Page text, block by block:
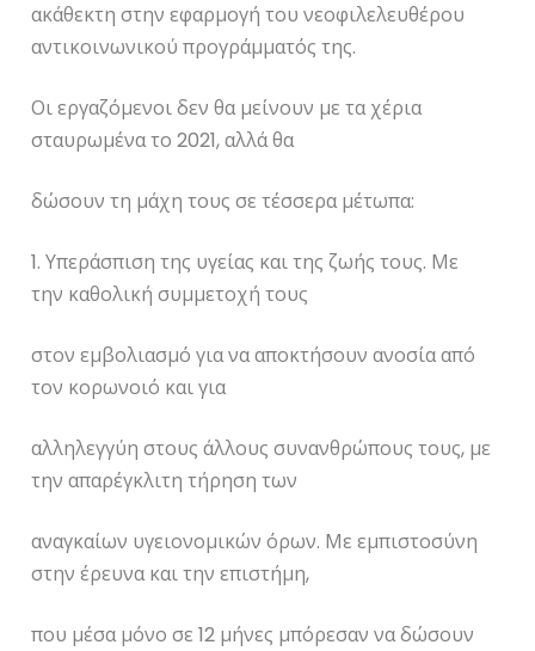
ακάθεκτη στην εφαρμογή του νεοφιλελευθέρου
αντικοινωνικού προγράμματός της.
Οι εργαζόμενοι δεν θα μείνουν με τα χέρια
σταυρωμένα το 2021, αλλά θα
δώσουν τη μάχη τους σε τέσσερα μέτωπα:
1. Υπεράσπιση της υγείας και της ζωής τους. Με
την καθολική συμμετοχή τους
στον εμβολιασμό για να αποκτήσουν ανοσία από
τον κορωνοιό και για
αλληλεγγύη στους άλλους συνανθρώπους τους, με
την απαρέγκλιτη τήρηση των
αναγκαίων υγειονομικών όρων. Με εμπιστοσύνη
στην έρευνα και την επιστήμη,
που μέσα μόνο σε 12 μήνες μπόρεσαν να δώσουν